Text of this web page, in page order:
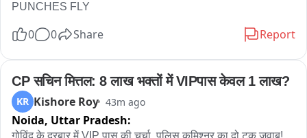
PUNCHES FLY
0 0 Share Report
CP सचिन मित्तल: 8 लाख भक्तों में VIPपास केवल 1 लाख?
KR Kishore Roy 43m ago
Noida, Uttar Pradesh: